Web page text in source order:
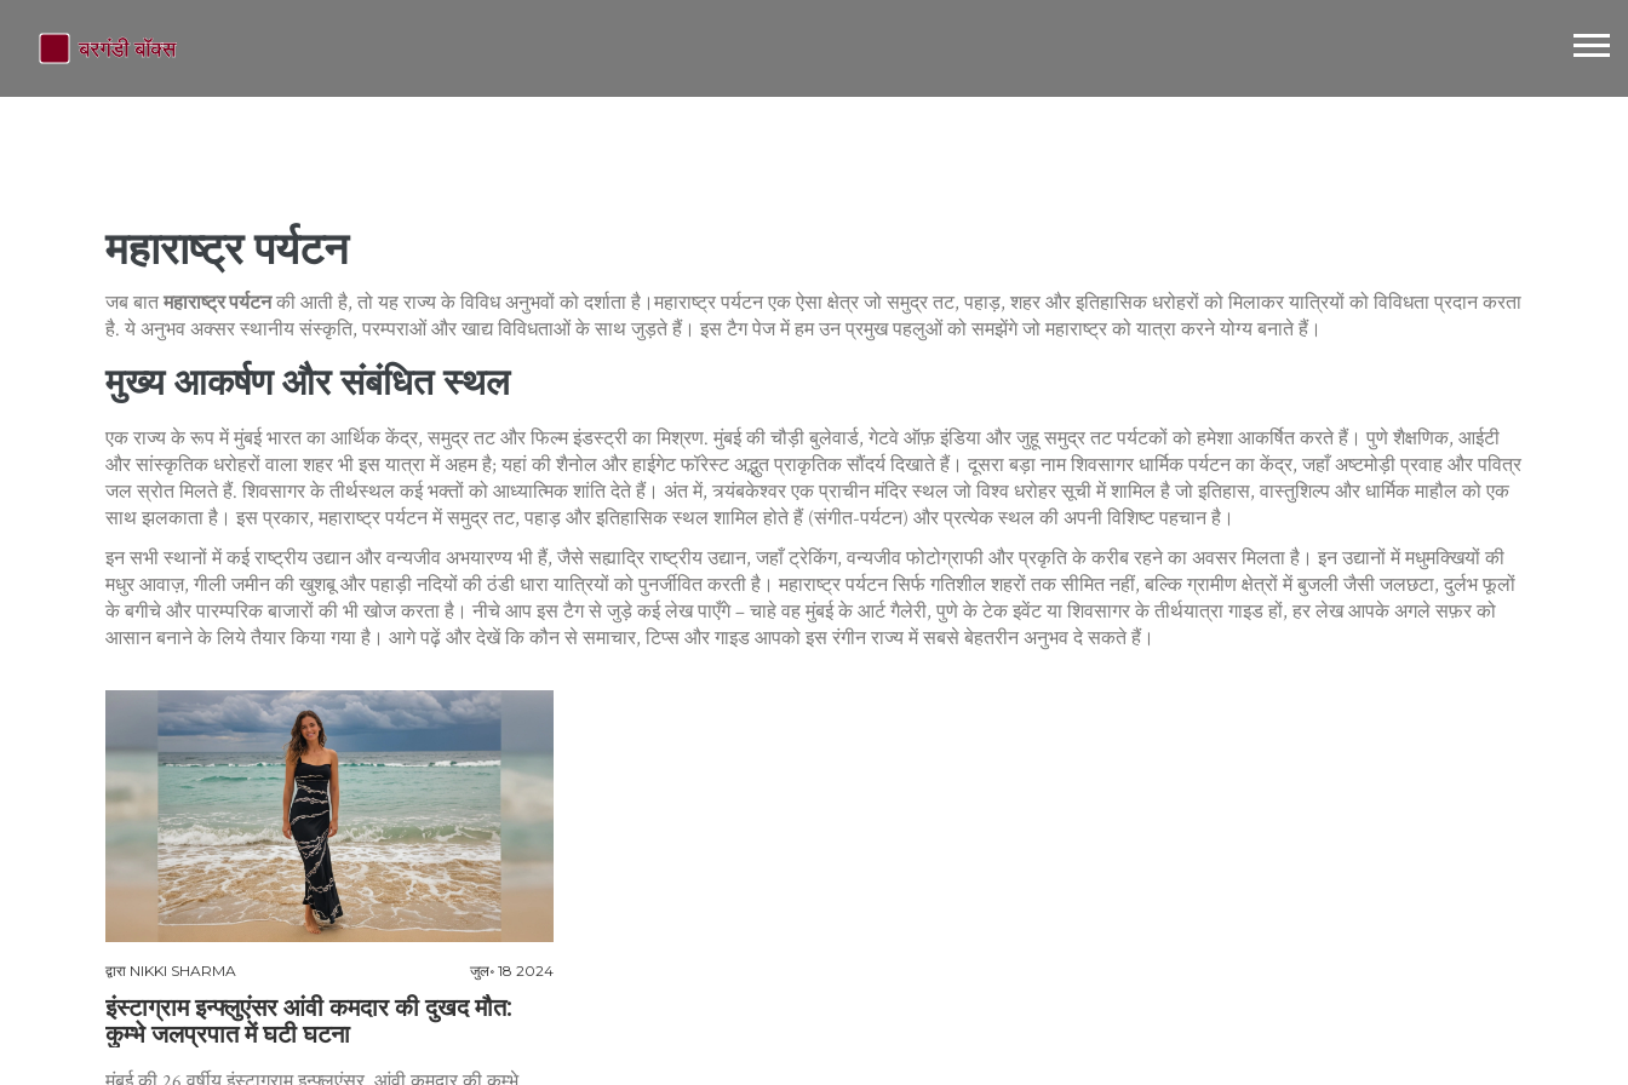
महाराष्ट्र पर्यटन
जब बातमहाराष्ट्र पर्यटनकी आती है, तो यह राज्य के विविध अनुभवों को दर्शाता है।महाराष्ट्र पर्यटनएक ऐसा क्षेत्र जो समुद्र तट, पहाड़, शहर और इतिहासिक धरोहरों को मिलाकर यात्रियों को विविधता प्रदान करता
है. ये अनुभव अक्सर स्थानीय संस्कृति, परम्पराओं और खाद्य विविधताओं के साथ जुड़ते हैं। इस टैग पेज में हम उन प्रमुख पहलुओं को समझेंगे जो महाराष्ट्र को यात्रा करने योग्य बनाते हैं।
मुख्य आकर्षण और संबंधित स्थल
एक राज्य के रूप मेंमुंबईभारत का आर्थिक केंद्र, समुद्र तट और फिल्म इंडस्ट्री का मिश्रण. मुंबई की चौड़ी बुलेवार्ड, गेटवे ऑफ़ इंडिया और जुहू समुद्र तट पर्यटकों को हमेशा आकर्षित करते हैं। पुणेशैक्षणिक, आईटी
और सांस्कृतिक धरोहरों वाला शहरभी इस यात्रा में अहम है; यहां की शैनोल और हाईगेट फॉरेस्ट अद्भुत प्राकृतिक सौंदर्य दिखाते हैं। दूसरा बड़ा नामशिवसागरधार्मिक पर्यटन का केंद्र, जहाँ अष्टमोड़ी प्रवाह और पवित्र
जल स्रोत मिलते हैं. शिवसागर के तीर्थस्थल कई भक्तों को आध्यात्मिक शांति देते हैं। अंत में, त्र्यंबकेश्वरएक प्राचीन मंदिर स्थल जो विश्व धरोहर सूची में शामिल हैजो इतिहास, वास्तुशिल्प और धार्मिक माहौल को एक
साथ झलकाता है। इस प्रकार, महाराष्ट्र पर्यटन में समुद्र तट, पहाड़ और इतिहासिक स्थल शामिल होते हैं (संगीत-पर्यटन) और प्रत्येक स्थल की अपनी विशिष्ट पहचान है।
इन सभी स्थानों में कई राष्ट्रीय उद्यान और वन्यजीव अभयारण्य भी हैं, जैसे सह्याद्रि राष्ट्रीय उद्यान, जहाँ ट्रेकिंग, वन्यजीव फोटोग्राफी और प्रकृति के करीब रहने का अवसर मिलता है। इन उद्यानों में मधुमक्खियों की
मधुर आवाज़, गीली जमीन की खुशबू और पहाड़ी नदियों की ठंडी धारा यात्रियों को पुनर्जीवित करती है। महाराष्ट्र पर्यटन सिर्फ गतिशील शहरों तक सीमित नहीं, बल्कि ग्रामीण क्षेत्रों में बुजली जैसी जलछटा, दुर्लभ फूलों
के बगीचे और पारम्परिक बाजारों की भी खोज करता है। नीचे आप इस टैग से जुड़े कई लेख पाएँगे – चाहे वह मुंबई के आर्ट गैलेरी, पुणे के टेक इवेंट या शिवसागर के तीर्थयात्रा गाइड हों, हर लेख आपके अगले सफ़र को
आसान बनाने के लिये तैयार किया गया है। आगे पढ़ें और देखें कि कौन से समाचार, टिप्स और गाइड आपको इस रंगीन राज्य में सबसे बेहतरीन अनुभव दे सकते हैं।
द्वारा NIKKI SHARMA जुल॰ 18 2024
इंस्टाग्राम इन्फ्लुएंसर आंवी कमदार की दुखद मौत:
कुम्भे जलप्रपात में घटी घटना